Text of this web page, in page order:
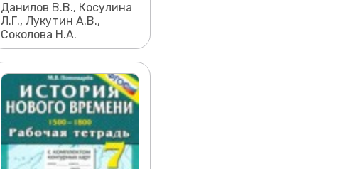
Данилов В.В., Косулина
Л.Г., Лукутин А.В.,
Соколова Н.А.